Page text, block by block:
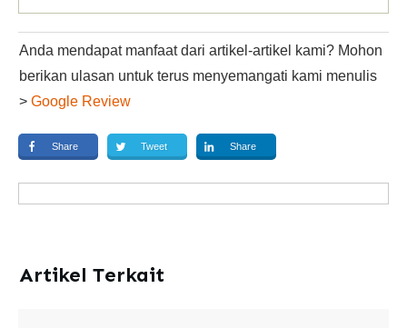
Anda mendapat manfaat dari artikel-artikel kami? Mohon
berikan ulasan untuk terus menyemangati kami menulis
> Google Review
Share Tweet Share
Artikel Terkait